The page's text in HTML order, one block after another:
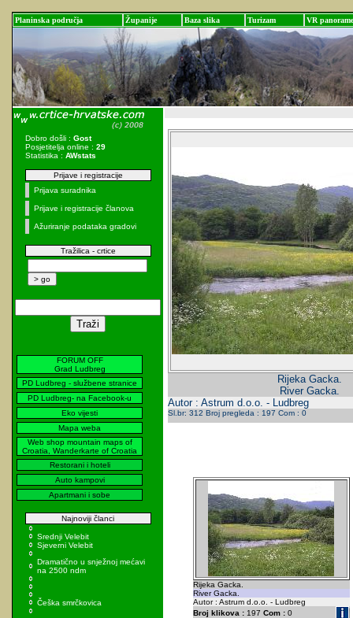
Planinska područja Županije Baza slika Turizam VR panorame
Dobro došli : Gost
Posjetitelja online : 29
Statistika : AWstats
Prijave i registracije
Prijava suradnika
Prijave i registracije članova
Ažuriranje podataka gradovi
Tražilica - crtice
FORUM OFF
Grad Ludbreg
PD Ludbreg - službene stranice
PD Ludbreg- na Facebook-u
Eko vijesti
Mapa weba
Web shop mountain maps of
Croatia, Wanderkarte of Croatia
Restorani i hoteli
Auto kampovi
Apartmani i sobe
Najnoviji članci
Srednji Velebit
Sjeverni Velebit
Dramatično u snježnoj mećavi
na 2500 ndm
Češka smrčkovica
Rijeka Gacka.
River Gacka.
Autor : Astrum d.o.o. - Ludbreg
Sl.br: 312 Broj pregleda : 197 Com : 0
Rijeka Gacka.
River Gacka.
Autor : Astrum d.o.o. - Ludbreg
Broj klikova :197 Com :0